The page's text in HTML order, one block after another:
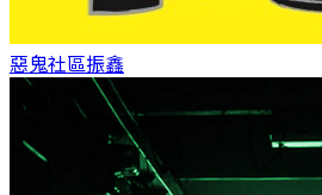
惡鬼社區振鑫